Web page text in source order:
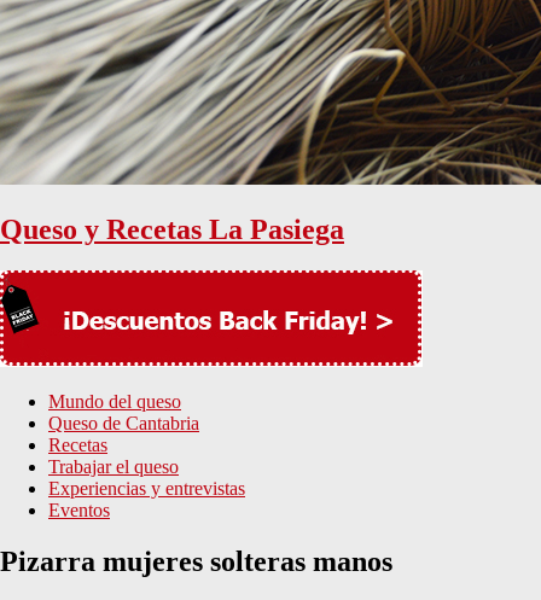
Queso y Recetas La Pasiega
Mundo del queso
Queso de Cantabria
Recetas
Trabajar el queso
Experiencias y entrevistas
Eventos
Pizarra mujeres solteras manos